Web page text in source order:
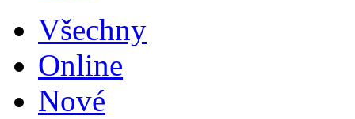
Všechny
Online
Nové